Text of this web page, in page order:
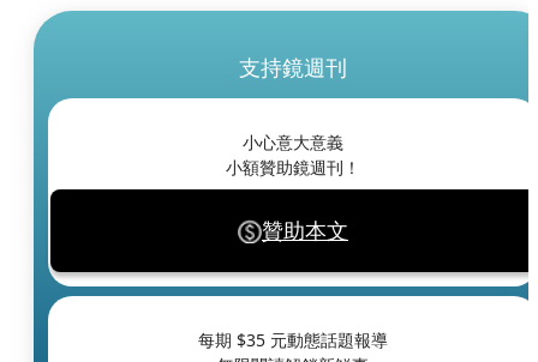
支持鏡週刊
小心意大意義
小額贊助鏡週刊！
贊助本文
每期 $35 元動態話題報導